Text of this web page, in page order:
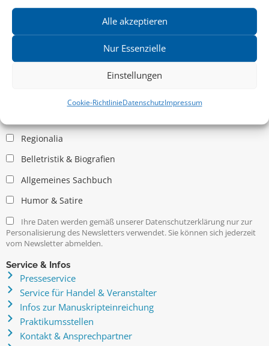
Alle akzeptieren
Nur Essenzielle
Einstellungen
Cookie-RichtlinieDatenschutzImpressum
News zu aktuellen Neuheiten und Nachrichten im zu Klampen!
Verlag – jederzeit wieder abbestellbar.
Kritische Theorie / Philosophie
Regionalia
Belletristik & Biografien
Allgemeines Sachbuch
Humor & Satire
Ihre Daten werden gemäß unserer Datenschutzerklärung nur zur
Personalisierung des Newsletters verwendet. Sie können sich jederzeit
vom Newsletter abmelden.
Service & Infos
Presseservice
Service für Handel & Veranstalter
Infos zur Manuskripteinreichung
Praktikumsstellen
Kontakt & Ansprechpartner